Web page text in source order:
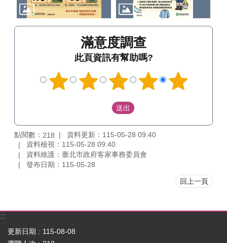
滿意度調查
此頁資訊有幫助嗎?
點閱數： 218
資料更新：115-05-28 09:40
資料檢視：115-05-28 09:40
資料維護：臺北市政府客家事務委員會
發布日期：115-05-28
回上一頁
:::
更新日期
115-08-08